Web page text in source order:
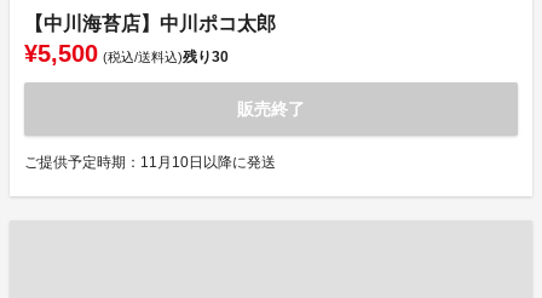
【中川海苔店】中川ポコ太郎
¥5,500 (税込/送料込)残り30
販売終了
ご提供予定時期：11月10日以降に発送